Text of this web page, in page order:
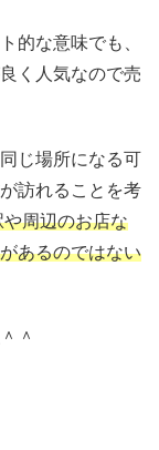
的な意味でも、
く人気なので売
じ場所になる可
訪れることを考
周辺のお店な
あるのではない
＾